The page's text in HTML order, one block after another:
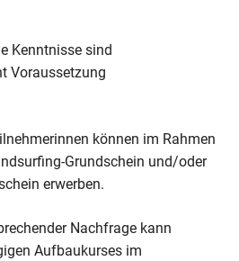
Kenntnisse sind
Voraussetzung
können im Rahmen
Grundschein und/oder
erwerben.
Nachfrage kann
Aufbaukurses im